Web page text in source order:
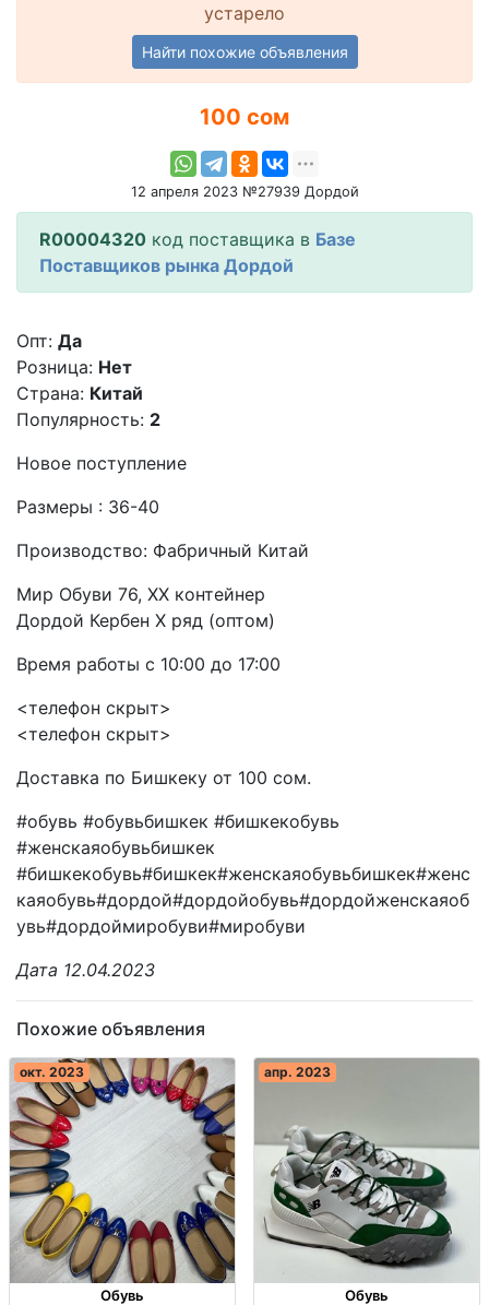
устарело
Найти похожие объявления
100 сом
12 апреля 2023 №27939 Дордой
R00004320 код поставщика в Базе
Поставщиков рынка Дордой
Опт: Да
Розница: Нет
Страна: Китай
Популярность: 2
Новое поступление
Размеры : 36-40
Производство: Фабричный Китай
Мир Обуви 76, XX контейнер
Дордой Кербен X ряд (оптом)
Время работы с 10:00 до 17:00
<телефон скрыт>
<телефон скрыт>
Доставка по Бишкеку от 100 сом.
#обувь #обувьбишкек #бишкекобувь
#женскаяобувьбишкек
#бишкекобувь#бишкек#женскаяобувьбишкек#женс
каяобувь#дордой#дордойобувь#дордойженскаяоб
увь#дордоймиробуви#миробуви
Дата 12.04.2023
Похожие объявления
окт. 2023
Обувь
апр. 2023
Обувь